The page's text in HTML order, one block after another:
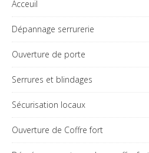
Acceuil
Dépannage serrurerie
Ouverture de porte
Serrures et blindages
Sécurisation locaux
Ouverture de Coffre fort